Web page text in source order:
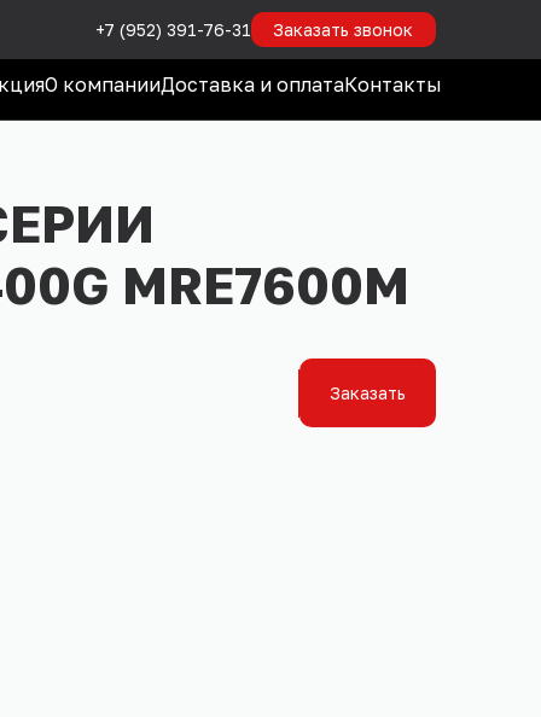
+7 (952) 391-76-31 Заказать звонок
О компанииДоставка и оплатаКонтакты
MRE7600M
Заказать